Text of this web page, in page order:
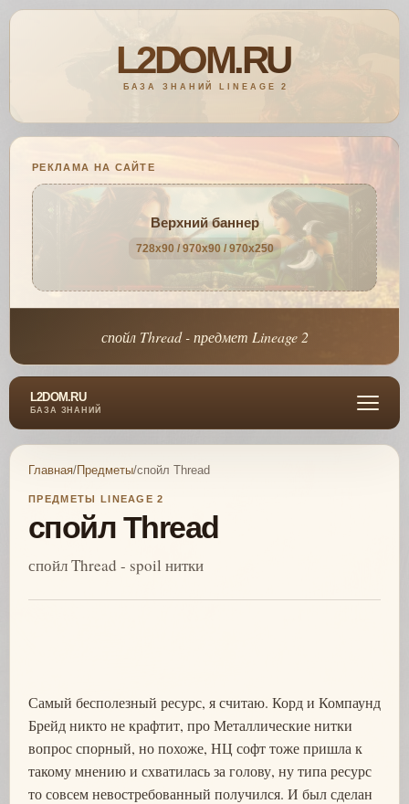
РЕКЛАМА НА САЙТЕ
Верхний баннер
728x90 / 970x90 / 970x250
спойл Thread - предмет Lineage 2
L2DOM.RU
БАЗА ЗНАНИЙ
Главная/Предметы/спойл Thread
ПРЕДМЕТЫ LINEAGE 2
спойл Thread
спойл Thread - spoil нитки
Самый бесполезный ресурс, я считаю. Корд и Компаунд
Брейд никто не крафтит, про Металлические нитки
вопрос спорный, но похоже, НЦ софт тоже пришла к
такому мнению и схватилась за голову, ну типа ресурс
то совсем невостребованный получился. И был сделан